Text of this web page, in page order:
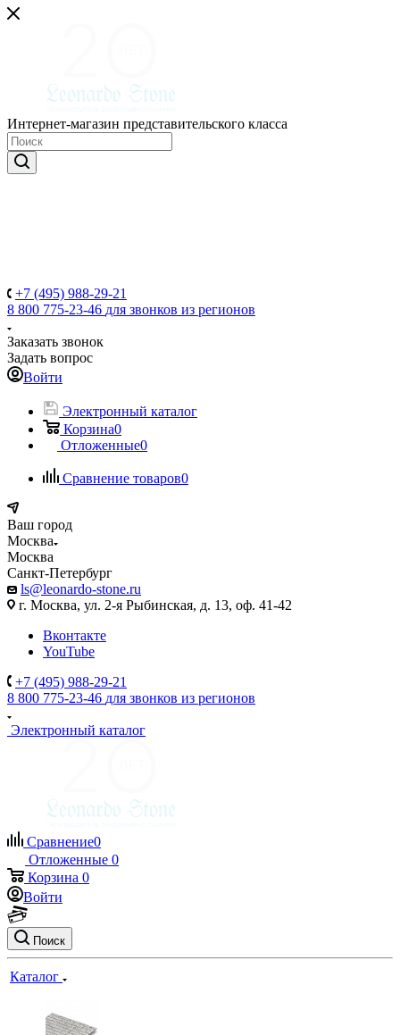
Интернет-магазин представительского класса
+7 (495) 988-29-21
8 800 775-23-46 для звонков из регионов
Заказать звонок
Задать вопрос
Войти
Электронный каталог
Корзина0
Отложенные0
Сравнение товаров0
Ваш город
Москва
Москва
Санкт-Петербург
ls@leonardo-stone.ru
г. Москва, ул. 2-я Рыбинская, д. 13, оф. 41-42
Вконтакте
YouTube
+7 (495) 988-29-21
8 800 775-23-46 для звонков из регионов
Электронный каталог
Сравнение0
Отложенные 0
Корзина 0
Войти
Поиск
Каталог